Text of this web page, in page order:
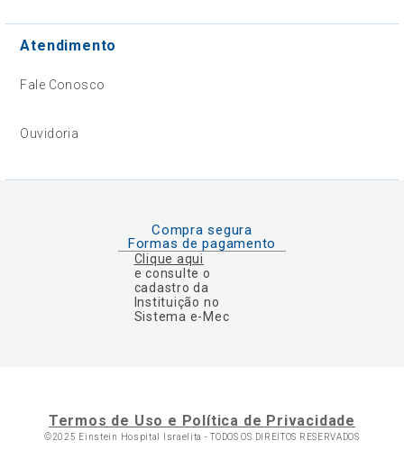
Atendimento
Fale Conosco
Ouvidoria
Compra segura
Formas de pagamento
Clique aqui
e consulte o
cadastro da
Instituição no
Sistema e-Mec
Termos de Uso e Política de Privacidade
©2025 Einstein Hospital Israelita -TODOS OS DIREITOS RESERVADOS